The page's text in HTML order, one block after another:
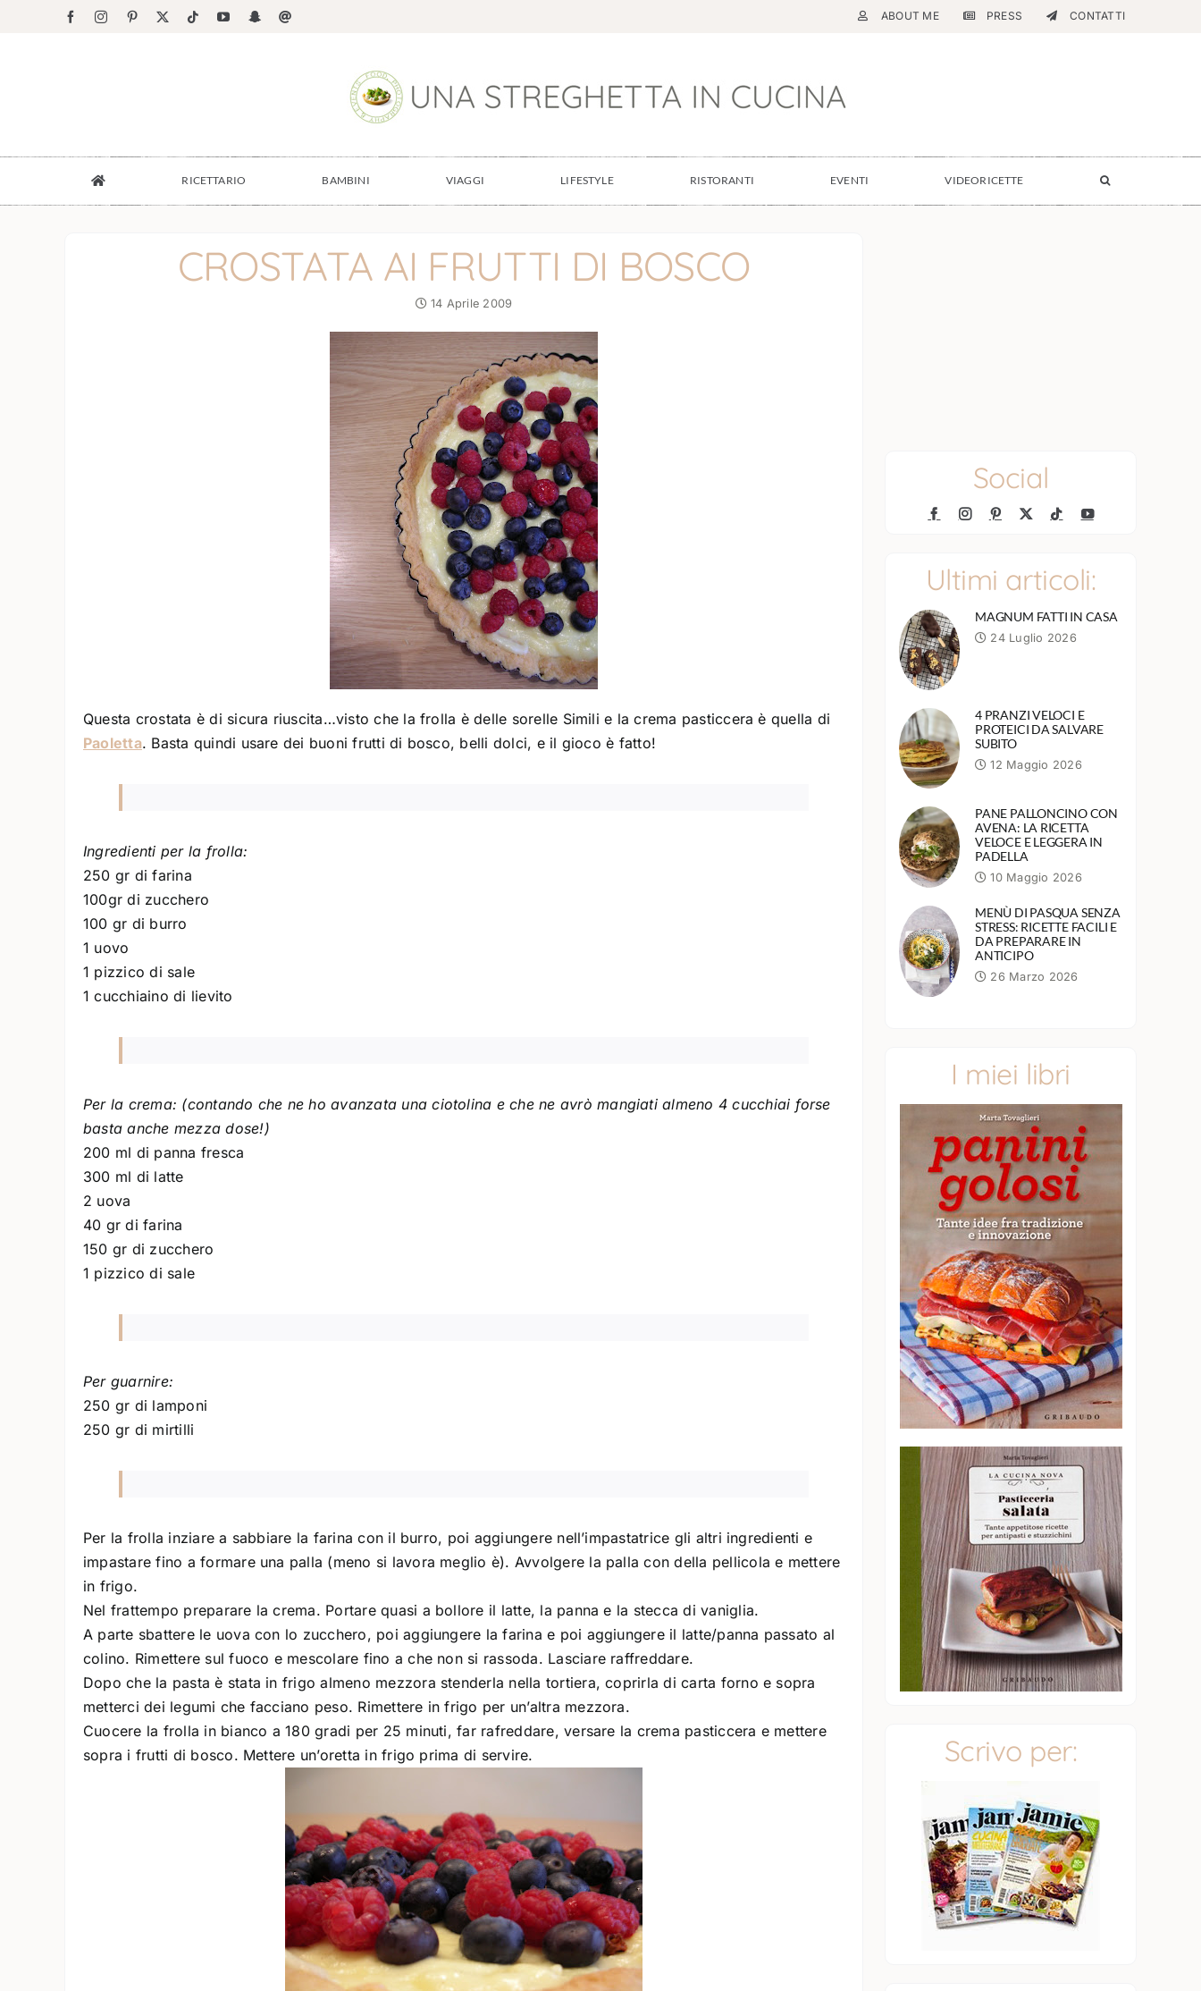
FacebookInstagramPinterest TiktokYouTubeSnapchatEmail ABOUT ME PRESS CONTATTI
RICETTARIO BAMBINI VIAGGI LIFESTYLE RISTORANTI EVENTI VIDEORICETTE
CROSTATA AI FRUTTI DI BOSCO
14 Aprile 2009
Questa crostata è di sicura riuscita…visto che la frolla è delle sorelle Simili e la crema pasticcera è quella di
Paoletta. Basta quindi usare dei buoni frutti di bosco, belli dolci, e il gioco è fatto!
Ingredienti per la frolla:
250 gr di farina
100gr di zucchero
100 gr di burro
1 uovo
1 pizzico di sale
1 cucchiaino di lievito
Per la crema: (contando che ne ho avanzata una ciotolina e che ne avrò mangiati almeno 4 cucchiai forse
basta anche mezza dose!)
200 ml di panna fresca
300 ml di latte
2 uova
40 gr di farina
150 gr di zucchero
1 pizzico di sale
Per guarnire:
250 gr di lamponi
250 gr di mirtilli
Per la frolla inziare a sabbiare la farina con il burro, poi aggiungere nell’impastatrice gli altri ingredienti e
impastare fino a formare una palla (meno si lavora meglio è). Avvolgere la palla con della pellicola e mettere
in frigo.
Nel frattempo preparare la crema. Portare quasi a bollore il latte, la panna e la stecca di vaniglia.
A parte sbattere le uova con lo zucchero, poi aggiungere la farina e poi aggiungere il latte/panna passato al
colino. Rimettere sul fuoco e mescolare fino a che non si rassoda. Lasciare raffreddare.
Dopo che la pasta è stata in frigo almeno mezzora stenderla nella tortiera, coprirla di carta forno e sopra
metterci dei legumi che facciano peso. Rimettere in frigo per un’altra mezzora.
Cuocere la frolla in bianco a 180 gradi per 25 minuti, far rafreddare, versare la crema pasticcera e mettere
sopra i frutti di bosco. Mettere un’oretta in frigo prima di servire.
Social
Ultimi articoli:
MAGNUM FATTI IN CASA
24 Luglio 2026
4 PRANZI VELOCI E
PROTEICI DA SALVARE
SUBITO
12 Maggio 2026
PANE PALLONCINO CON
AVENA: LA RICETTA
VELOCE E LEGGERA IN
PADELLA
10 Maggio 2026
MENÙ DI PASQUA SENZA
STRESS: RICETTE FACILI E
DA PREPARARE IN
ANTICIPO
26 Marzo 2026
I miei libri
Scrivo per: